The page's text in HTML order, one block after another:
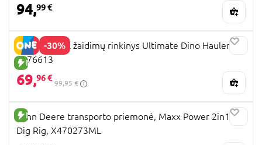
94,99 €
-30%
NAUJA PREKĖ
PAW PATROL žaidimų rinkinys Ultimate Dino Hauler,
6076613
69,96 €
99,95 €
NAUJA PREKĖ
John Deere transporto priemonė, Maxx Power 2in1
Dig Rig, X470273ML